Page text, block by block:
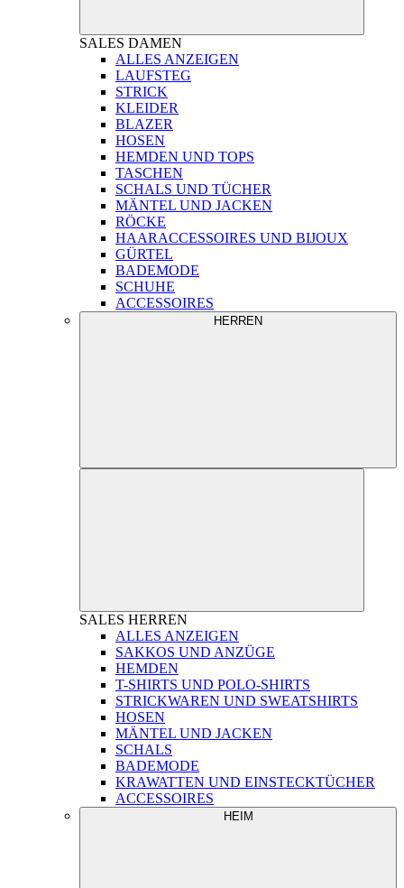
SALES DAMEN
ALLES ANZEIGEN
LAUFSTEG
STRICK
KLEIDER
BLAZER
HOSEN
HEMDEN UND TOPS
TASCHEN
SCHALS UND TÜCHER
MÄNTEL UND JACKEN
RÖCKE
HAARACCESSOIRES UND BIJOUX
GÜRTEL
BADEMODE
SCHUHE
ACCESSOIRES
HERREN
SALES HERREN
ALLES ANZEIGEN
SAKKOS UND ANZÜGE
HEMDEN
T-SHIRTS UND POLO-SHIRTS
STRICKWAREN UND SWEATSHIRTS
HOSEN
MÄNTEL UND JACKEN
SCHALS
BADEMODE
KRAWATTEN UND EINSTECKTÜCHER
ACCESSOIRES
HEIM